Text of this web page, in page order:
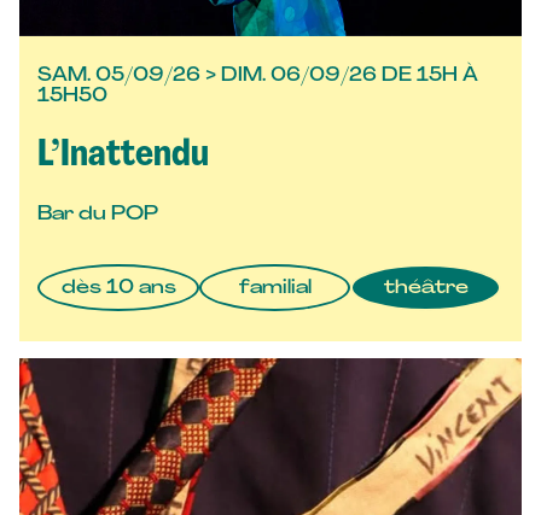
SAM. 05/09/26 > DIM. 06/09/26 DE 15H À
15H50
L’Inattendu
Bar du POP
dès 10 ans familial théâtre